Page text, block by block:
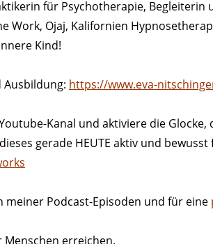
für Psychotherapie,
Work, Ojaj, Kalifornien
Kind!
Ausbildung: https://www.eva-
Kanal und aktiviere die
gerade HEUTE aktiv und
meiner Podcast-Episoden und für eine
erreichen.